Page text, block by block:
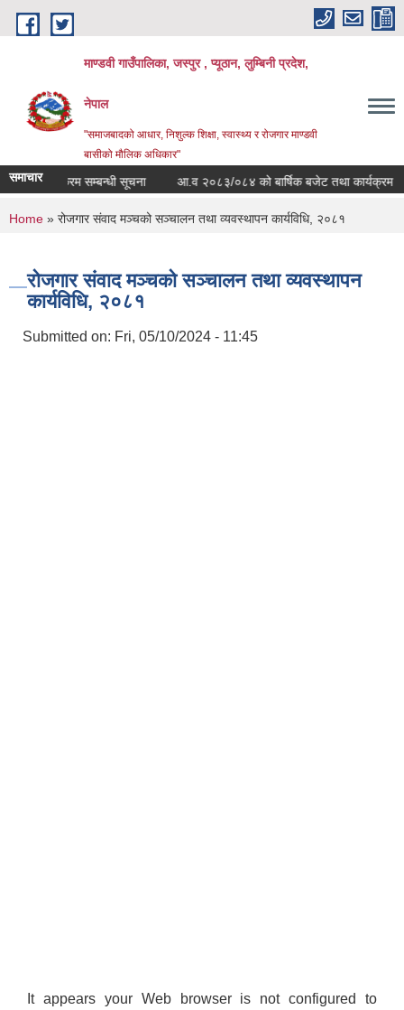
Skip to main content
माण्डवी गाउँपालिका, जस्पुर , प्यूठान, लुम्बिनी प्रदेश,
नेपाल
"समाजबादको आधार, निशुल्क शिक्षा, स्वास्थ्य र रोजगार माण्डवी
बासीको मौलिक अधिकार"
समाचार
कार्यक्रम सम्बन्धी सूचना आ.व २०८३/०८४ को बार्षिक बजेट तथा कार्यक्रम
You are here
Home » रोजगार संवाद मञ्चको सञ्चालन तथा व्यवस्थापन कार्यविधि, २०८१
रोजगार संवाद मञ्चको सञ्चालन तथा व्यवस्थापन
कार्यविधि, २०८१
Submitted on: Fri, 05/10/2024 - 11:45
It appears your Web browser is not configured to